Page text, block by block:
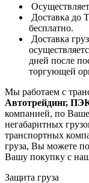
Доставка до
бесплатно.
Доставка
дней после
торгующей
Мы работаем с
Автотрейдинг,
компанией, по
негабаритных
транспортных
груза, Вы можете
Вашу покупку с
Защита груза